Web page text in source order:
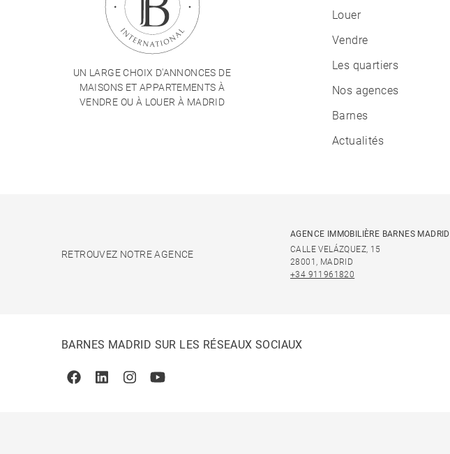
UN LARGE CHOIX D'ANNONCES DE
MAISONS ET APPARTEMENTS À
VENDRE OU À LOUER À MADRID
Louer
Vendre
Les quartiers
Nos agences
Barnes
Actualités
RETROUVEZ NOTRE AGENCE
AGENCE IMMOBILIÈRE BARNES MADRID
CALLE VELÁZQUEZ, 15
28001, MADRID
+34 911961820
BARNES MADRID SUR LES RÉSEAUX SOCIAUX
FacebookLinkedinInstagramYoutube